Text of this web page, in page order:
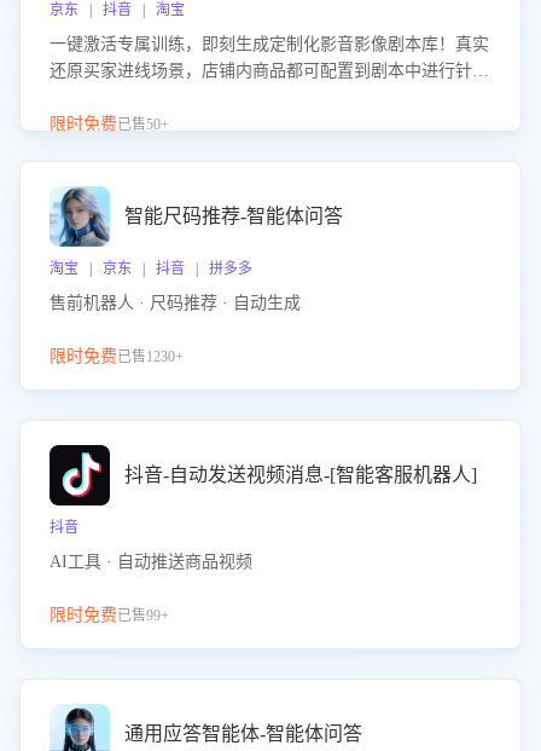
京东 | 抖音 | 淘宝
一键激活专属训练，即刻生成定制化影音影像剧本库！真实
还原买家进线场景，店铺内商品都可配置到剧本中进行针对
击 “立即开通”，快速获取影音影像类目剧本，一键开启客服
限时免费已售50+
智能尺码推荐-智能体问答
淘宝 | 京东 | 抖音 | 拼多多
售前机器人 · 尺码推荐 · 自动生成
限时免费已售1230+
抖音-自动发送视频消息-[智能客服机器人]
抖音
AI工具 · 自动推送商品视频
限时免费已售99+
通用应答智能体-智能体问答